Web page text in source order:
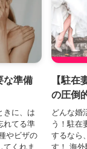
な準備
きに、は
れてる準
やビザの
くれま
【駐
の圧倒
どんな婚
う！駐在
するなら
す！ 海